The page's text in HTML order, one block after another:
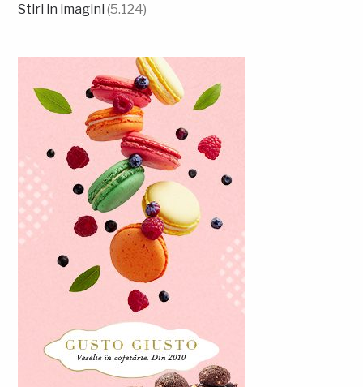
Stiri in imagini (5.124)